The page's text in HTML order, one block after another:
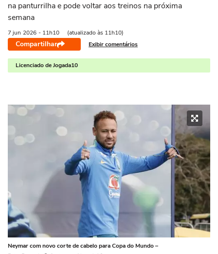
na panturrilha e pode voltar aos treinos na próxima
semana
7 jun 2026 - 11h10 (atualizado às 11h10)
Compartilhar Exibir comentários
Licenciado de Jogada10
Neymar com novo corte de cabelo para Copa do Mundo –